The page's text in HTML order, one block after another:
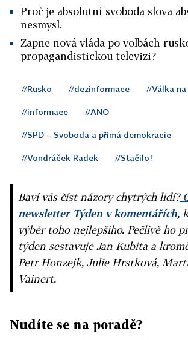
Proč je absolutní svoboda slova
nesmysl.
Zapne nová vláda po volbách
propagandistickou televizi?
#Rusko #dezinformace #Válka
#informace #ANO
#SPD – Svoboda a přímá demokracie
#Vondráček Radek #Stačilo!
Baví vás číst názory chytrých lidí?
newsletter Týden v komentářích,
výběr toho nejlepšího. Pečlivě ho
týden sestavuje Jan Kubita a
Petr Honzejk, Julie Hrstková,
Vainert.
Nudíte se na poradě?